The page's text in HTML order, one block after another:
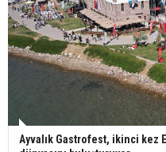
Ayvalık Gastrofest, ikinci kez